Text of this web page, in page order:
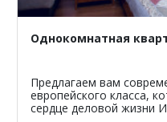
Однокомнатная
Предлагаем вам
европейского класса,
сердце деловой жизни